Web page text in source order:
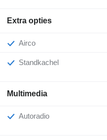
Extra opties
Airco
Standkachel
Multimedia
Autoradio